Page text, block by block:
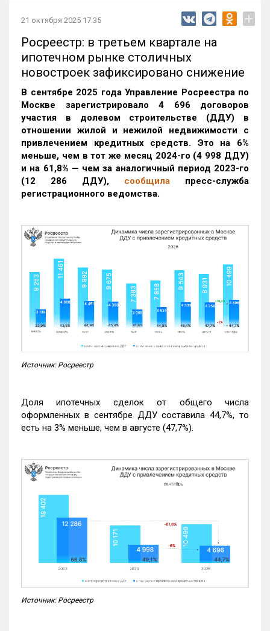
21 октября 2025 17:35 +
Росреестр: в третьем квартале на
ипотечном рынке столичных
новостроек зафиксировано снижение
В сентябре 2025 года Управление Росреестра по
Москве зарегистрировало 4 696 договоров
участия в долевом строительстве (ДДУ) в
отношении жилой и нежилой недвижимости с
привлечением кредитных средств. Это на 6%
меньше, чем в тот же месяц 2024-го (4 998 ДДУ)
и на 61,8% — чем за аналогичный период 2023-го
(12 286 ДДУ), сообщила пресс-служба
регистрационного ведомства.
Источник: Росреестр
Доля ипотечных сделок от общего числа
оформленных в сентябре ДДУ составила 44,7%, то
есть на 3% меньше, чем в августе (47,7%).
Источник: Росреестр